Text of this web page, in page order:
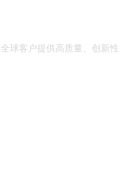
球客户提供高质量、创新性